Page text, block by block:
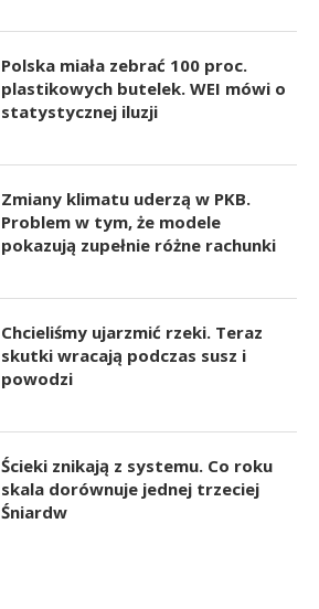
Polska miała zebrać 100 proc.
plastikowych butelek. WEI mówi o
statystycznej iluzji
Zmiany klimatu uderzą w PKB.
Problem w tym, że modele
pokazują zupełnie różne rachunki
Chcieliśmy ujarzmić rzeki. Teraz
skutki wracają podczas susz i
powodzi
Ścieki znikają z systemu. Co roku
skala dorównuje jednej trzeciej
Śniardw